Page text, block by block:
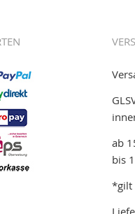
ab
bis
*gilt